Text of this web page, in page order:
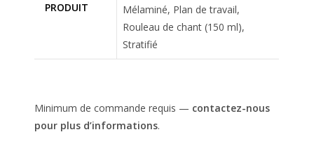
PRODUIT
Mélaminé, Plan de travail,
Rouleau de chant (150 ml),
Stratifié
Minimum de commande requis — contactez-nous
pour plus d’informations.